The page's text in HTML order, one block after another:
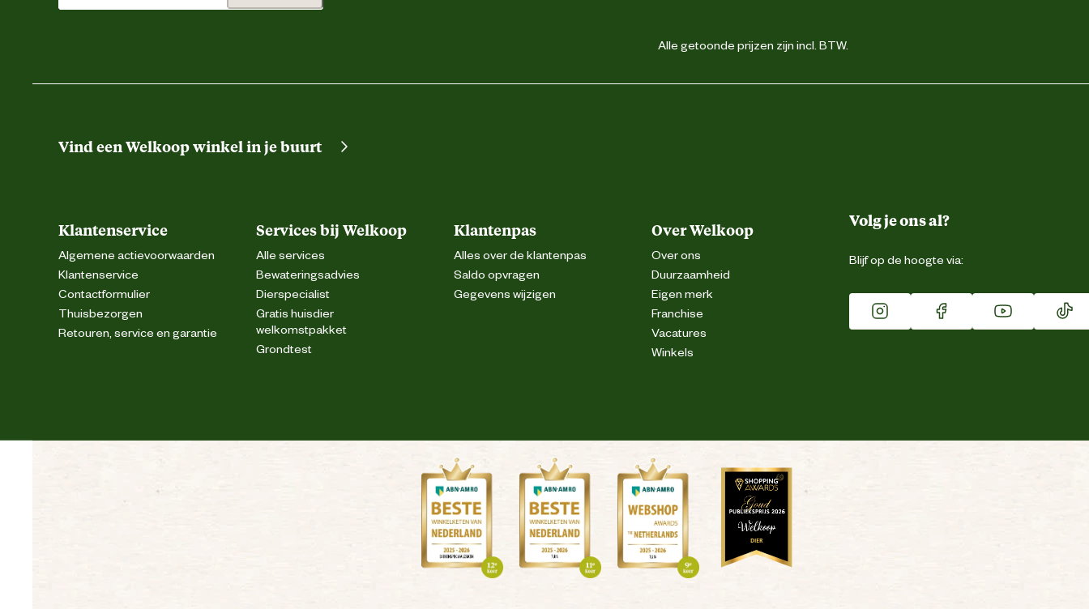
Alle getoonde prijzen zijn incl. BTW.
Vind een Welkoop winkel in je buurt
Klantenservice
Algemene actievoorwaarden
Klantenservice
Contactformulier
Thuisbezorgen
Retouren, service en garantie
Services bij Welkoop
Alle services
Bewateringsadvies
Dierspecialist
Gratis huisdier
welkomstpakket
Grondtest
Klantenpas
Alles over de klantenpas
Saldo opvragen
Gegevens wijzigen
Over Welkoop
Over ons
Duurzaamheid
Eigen merk
Franchise
Vacatures
Winkels
Volg je ons al?
Blijf op de hoogte via: